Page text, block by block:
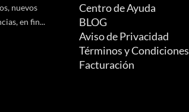
nuevos
en fin...
Centro de Ayuda
BLOG
Aviso de Privacidad
Términos y Condiciones
Facturación